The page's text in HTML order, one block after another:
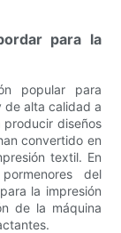
para la
popular para
de alta calidad a
producir diseños
convertido en
textil. En
del
la impresión
de la máquina